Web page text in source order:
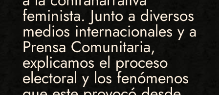
feminista. Junto a diversos
medios internacionales y a
Prensa Comunitaria,
explicamos el proceso
electoral y los fenómenos